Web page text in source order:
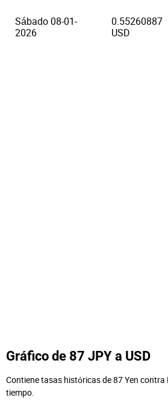
Sábado 08-01-
2026
0.55260887
USD
Gráfico de 87 JPY a USD
Contiene tasas históricas de 87 Yen
tiempo.